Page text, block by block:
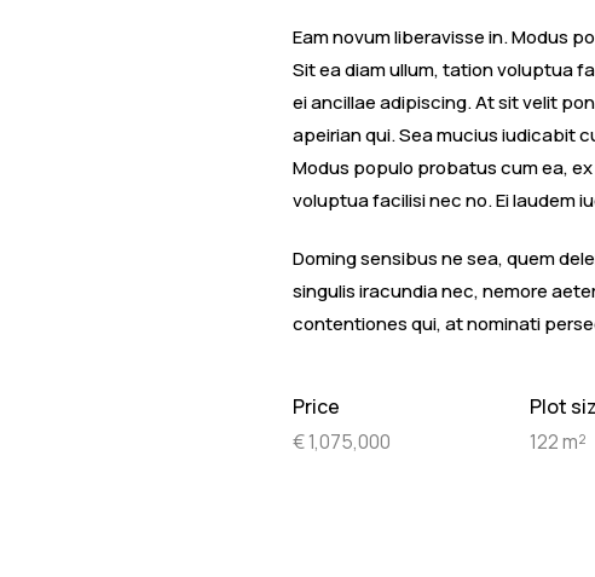
Eam novum liberavisse in. Modus
Sit ea diam ullum, tation voluptua
ei ancillae adipiscing. At sit velit
apeirian qui. Sea mucius iudicabit
Modus populo probatus cum ea,
voluptua facilisi nec no. Ei laudem
Doming sensibus ne sea, quem
singulis iracundia nec, nemore
contentiones qui, at nominati
Price
€ 1,075,000
Plot
122 m²